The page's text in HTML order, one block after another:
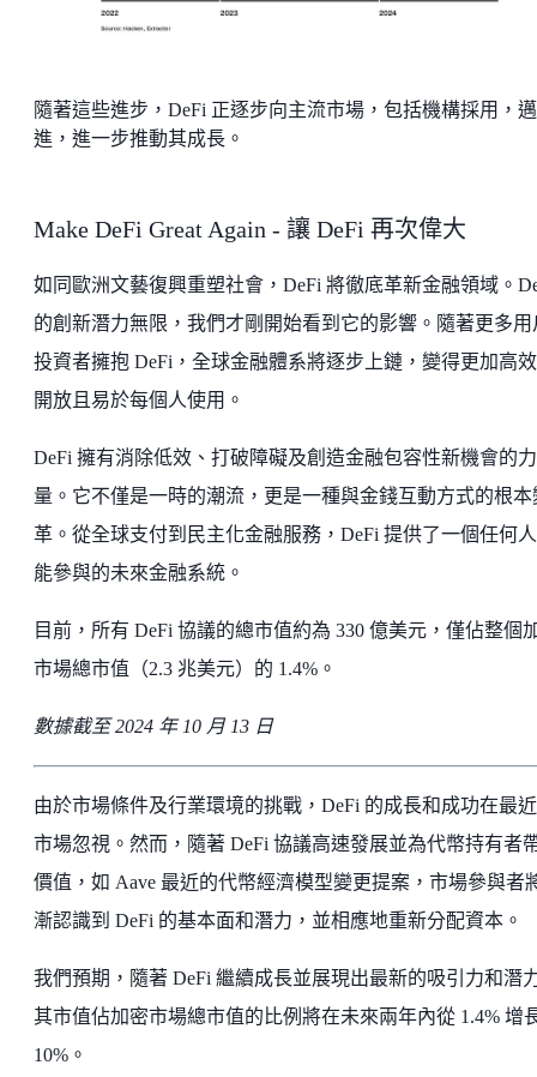
隨著這些進步，DeFi 正逐步向主流市場，包括機構採用，邁
進，進一步推動其成長。
Make DeFi Great Again - 讓 DeFi 再次偉大
如同歐洲文藝復興重塑社會，DeFi 將徹底革新金融領域。
的創新潛力無限，我們才剛開始看到它的影響。隨著更多用
投資者擁抱 DeFi，全球金融體系將逐步上鏈，變得更加高
開放且易於每個人使用。
DeFi 擁有消除低效、打破障礙及創造金融包容性新機會的力
量。它不僅是一時的潮流，更是一種與金錢互動方式的根本
革。從全球支付到民主化金融服務，DeFi 提供了一個任何
能參與的未來金融系統。
目前，所有 DeFi 協議的總市值約為 330 億美元，僅佔整個
市場總市值（2.3 兆美元）的 1.4%。
數據截至 2024 年 10 月 13 日
由於市場條件及行業環境的挑戰，DeFi 的成長和成功在最
市場忽視。然而，隨著 DeFi 協議高速發展並為代幣持有者
價值，如 Aave 最近的代幣經濟模型變更提案，市場參與者
漸認識到 DeFi 的基本面和潛力，並相應地重新分配資本。
我們預期，隨著 DeFi 繼續成長並展現出最新的吸引力和潛
其市值佔加密市場總市值的比例將在未來兩年內從 1.4% 增
10%。